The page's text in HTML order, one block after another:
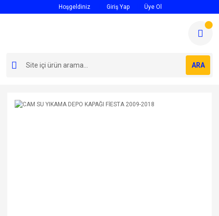
Hoşgeldiniz Giriş Yap Üye Ol
ARA